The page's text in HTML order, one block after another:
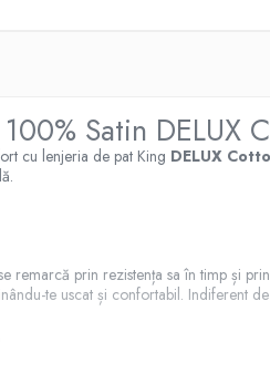
Satin DELUX
cu lenjeria de pat King DELUX
remarcă prin rezistența sa în timp și
te uscat și confortabil. Indiferent